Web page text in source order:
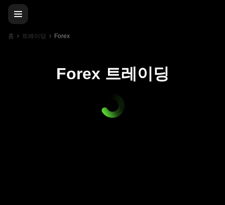
홈 트레이딩 Forex
Forex 트레이딩